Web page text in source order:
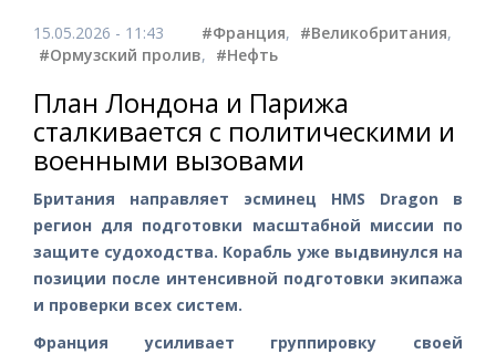
15.05.2026 - 11:43 #Франция, #Великобритания,
#Ормузский пролив, #Нефть
План Лондона и Парижа
сталкивается с политическими и
военными вызовами
Британия направляет эсминец HMS Dragon в
регион для подготовки масштабной миссии по
защите судоходства. Корабль уже выдвинулся на
позиции после интенсивной подготовки экипажа
и проверки всех систем.
Франция усиливает группировку своей